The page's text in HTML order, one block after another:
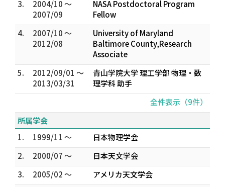
3.
2004/10 ～
2007/09
NASA Postdoctoral Program
Fellow
4.
2007/10 ～
2012/08
University of Maryland
Baltimore County,Research
Associate
5.
2012/09/01 ～
2013/03/31
青山学院大学 理工学部 物理・数
理学科 助手
全件表示（9件）
所属学会
1.
1999/11 ～
日本物理学会
2.
2000/07 ～
日本天文学会
3.
2005/02 ～
アメリカ天文学会